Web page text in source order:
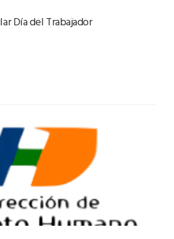
Día del Trabajador